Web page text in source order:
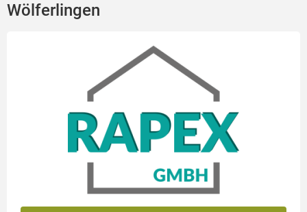
Wölferlingen